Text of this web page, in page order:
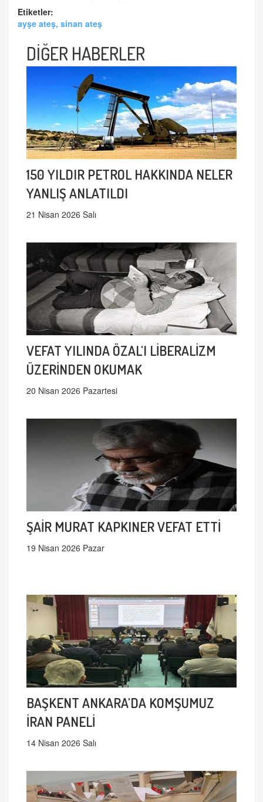
Etiketler:
ayşe ateş, sinan ateş
DİĞER HABERLER
150 YILDIR PETROL HAKKINDA NELER
YANLIŞ ANLATILDI
21 Nisan 2026 Salı
VEFAT YILINDA ÖZAL'I LİBERALİZM
ÜZERİNDEN OKUMAK
20 Nisan 2026 Pazartesi
ŞAİR MURAT KAPKINER VEFAT ETTİ
19 Nisan 2026 Pazar
BAŞKENT ANKARA'DA KOMŞUMUZ
İRAN PANELİ
14 Nisan 2026 Salı